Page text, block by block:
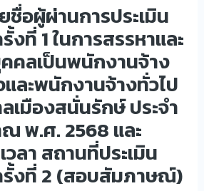
ชื่อผู้ผ่านการประเมิน
งที่ 1 ในการสรรหาและ
คลเป็นพนักงานจ้าง
ละพนักงานจ้างทั่วไป
เมืองสนั่นรักษ์ ประจำ
พ.ศ. 2568 และ
ลา สถานที่ประเมิน
รั้งที่ 2 (สอบสัมภาษณ์)